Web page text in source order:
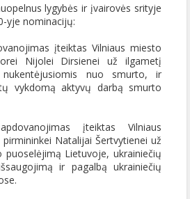
lygybės ir įvairovės srityje
yje nominacijų:
įteiktas Vilniaus miesto
Nijolei Dirsienei už ilgametį
nuo smurto, ir
vykdomą aktyvų darbą smurto
įteiktas Vilniaus
Natalijai Šertvytienei už
Lietuvoje, ukrainiečių
ir pagalbą ukrainiečių